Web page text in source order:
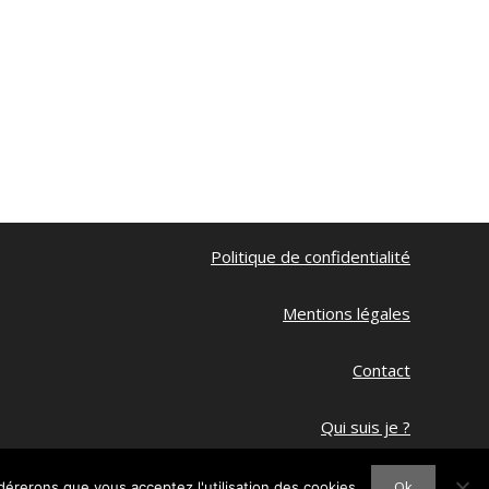
Politique de confidentialité
Mentions légales
Contact
Qui suis je ?
Ma chaine Youtube